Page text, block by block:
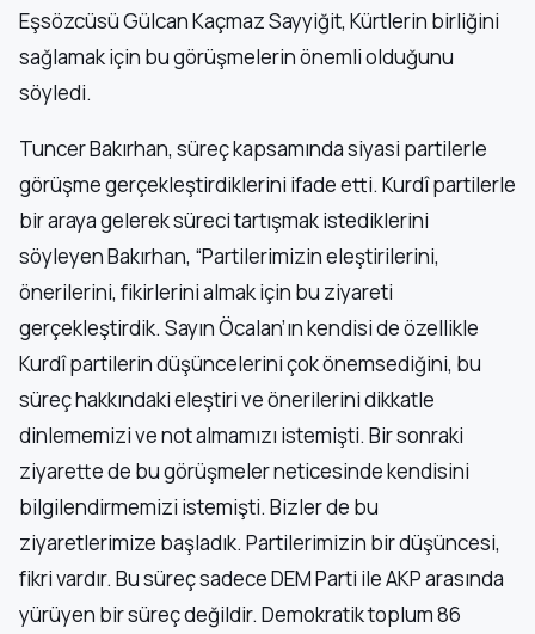
Eşsözcüsü Gülcan Kaçmaz Sayyiğit, Kürtlerin birliğini
sağlamak için bu görüşmelerin önemli olduğunu
söyledi.
Tuncer Bakırhan, süreç kapsamında siyasi partilerle
görüşme gerçekleştirdiklerini ifade etti. Kurdî partilerle
bir araya gelerek süreci tartışmak istediklerini
söyleyen Bakırhan, “Partilerimizin eleştirilerini,
önerilerini, fikirlerini almak için bu ziyareti
gerçekleştirdik. Sayın Öcalan’ın kendisi de özellikle
Kurdî partilerin düşüncelerini çok önemsediğini, bu
süreç hakkındaki eleştiri ve önerilerini dikkatle
dinlememizi ve not almamızı istemişti. Bir sonraki
ziyarette de bu görüşmeler neticesinde kendisini
bilgilendirmemizi istemişti. Bizler de bu
ziyaretlerimize başladık. Partilerimizin bir düşüncesi,
fikri vardır. Bu süreç sadece DEM Parti ile AKP arasında
yürüyen bir süreç değildir. Demokratik toplum 86